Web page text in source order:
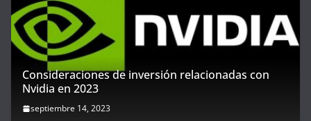
Consideraciones de inversión relacionadas con
Nvidia en 2023
septiembre 14, 2023